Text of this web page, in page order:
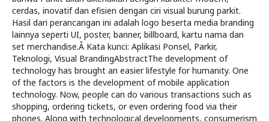
cerdas, inovatif dan efisien dengan ciri visual burung parkit.
Hasil dari perancangan ini adalah logo beserta media branding
lainnya seperti UI, poster, banner, billboard, kartu nama dan
set merchandise.Â Kata kunci: Aplikasi Ponsel, Parkir,
Teknologi, Visual BrandingAbstractThe development of
technology has brought an easier lifestyle for humanity. One
of the factors is the development of mobile application
technology. Now, people can do various transactions such as
shopping, ordering tickets, or even ordering food via their
phones. Along with technological developments, consumerism